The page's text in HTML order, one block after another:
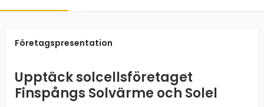
Företagspresentation
Upptäck solcellsföretaget
Finspångs Solvärme och Solel